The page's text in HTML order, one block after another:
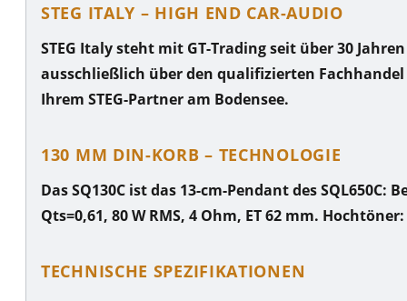
STEG ITALY – HIGH END CAR-AUDIO
STEG Italysteht mit GT-Trading seit über 30
ausschließlich über den qualifizierten
Ihrem STEG-Partner am Bodensee.
130 MM DIN-KORB – TECHNOLOGIE
DasSQ130C ist das 13-cm-Pendant des SQL650C:
Qts=0,61, 80 W RMS, 4 Ohm, ET 62 mm.
TECHNISCHE SPEZIFIKATIONEN